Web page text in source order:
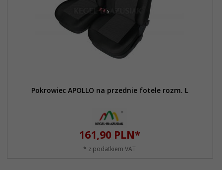
Pokrowiec APOLLO na przednie fotele rozm. L
161,90 PLN*
* z podatkiem VAT